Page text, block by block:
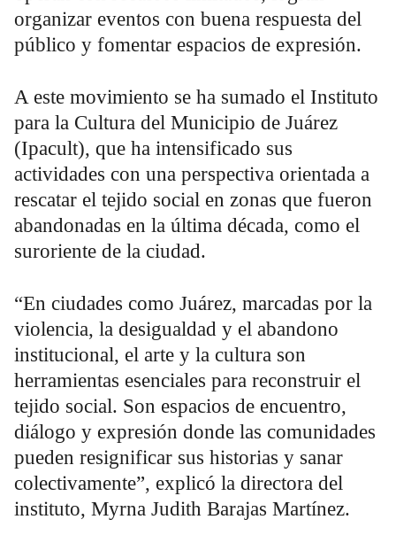
organizar eventos con buena respuesta del
público y fomentar espacios de expresión.
A este movimiento se ha sumado el Instituto
para la Cultura del Municipio de Juárez
(Ipacult), que ha intensificado sus
actividades con una perspectiva orientada a
rescatar el tejido social en zonas que fueron
abandonadas en la última década, como el
suroriente de la ciudad.
“En ciudades como Juárez, marcadas por la
violencia, la desigualdad y el abandono
institucional, el arte y la cultura son
herramientas esenciales para reconstruir el
tejido social. Son espacios de encuentro,
diálogo y expresión donde las comunidades
pueden resignificar sus historias y sanar
colectivamente”, explicó la directora del
instituto, Myrna Judith Barajas Martínez.